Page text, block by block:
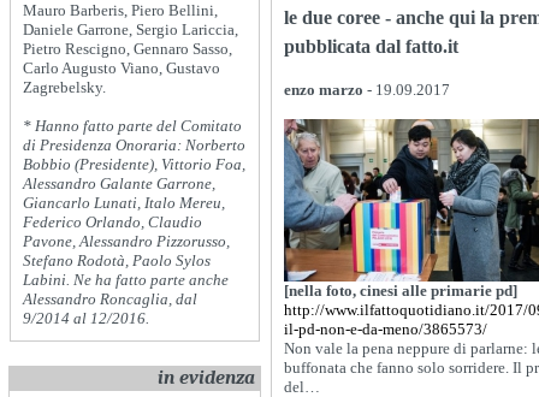
Mauro Barberis, Piero Bellini,
Daniele Garrone, Sergio Lariccia,
Pietro Rescigno, Gennaro Sasso,
Carlo Augusto Viano, Gustavo
Zagrebelsky.
* Hanno fatto parte del Comitato
di Presidenza Onoraria: Norberto
Bobbio (Presidente), Vittorio Foa,
Alessandro Galante Garrone,
Giancarlo Lunati, Italo Mereu,
Federico Orlando, Claudio
Pavone, Alessandro Pizzorusso,
Stefano Rodotà, Paolo Sylos
Labini. Ne ha fatto parte anche
Alessandro Roncaglia, dal
9/2014 al 12/2016.
in evidenza
le due coree - anche qui la
pubblicata dal fatto.it
enzo marzo - 19.09.2017
[nella foto, cinesi alle primarie pd]
http://www.ilfattoquotidiano.it/2017/
il-pd-non-e-da-meno/3865573/
Non vale la pena neppure di parlarne:
buffonata che fanno solo sorridere. Il
del…